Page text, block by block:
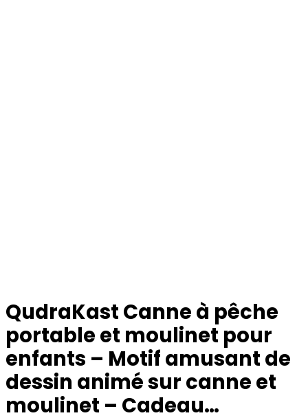
QudraKast Canne à pêche
portable et moulinet pour
enfants – Motif amusant de
dessin animé sur canne et
moulinet – Cadeau…